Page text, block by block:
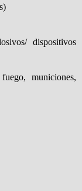
dispositivos
municiones,